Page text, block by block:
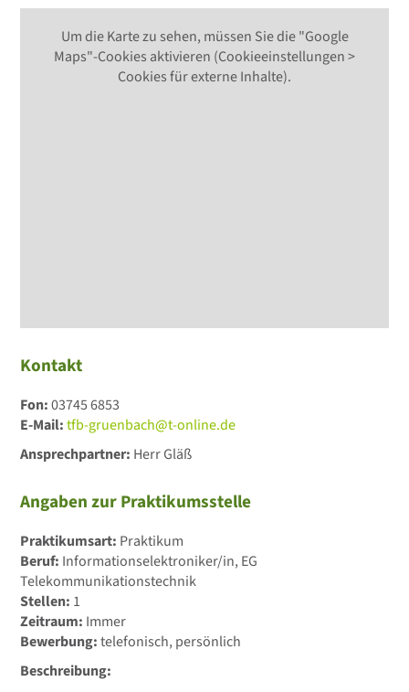
Um die Karte zu sehen, müssen Sie die "Google
Maps"-Cookies aktivieren (Cookieeinstellungen >
Cookies für externe Inhalte).
Kontakt
Fon:03745 6853
E-Mail:tfb-gruenbach@t-online.de
Ansprechpartner: Herr Gläß
Angaben zur Praktikumsstelle
Praktikumsart: Praktikum
Beruf: Informationselektroniker/in, EG
Telekommunikationstechnik
Stellen: 1
Zeitraum: Immer
Bewerbung:telefonisch, persönlich
Beschreibung: